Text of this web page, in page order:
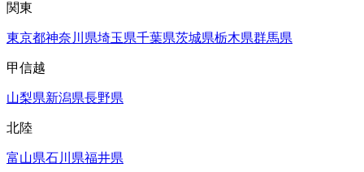
関東
東京都神奈川県埼玉県千葉県茨城県栃木県群馬県
甲信越
山梨県新潟県長野県
北陸
富山県石川県福井県